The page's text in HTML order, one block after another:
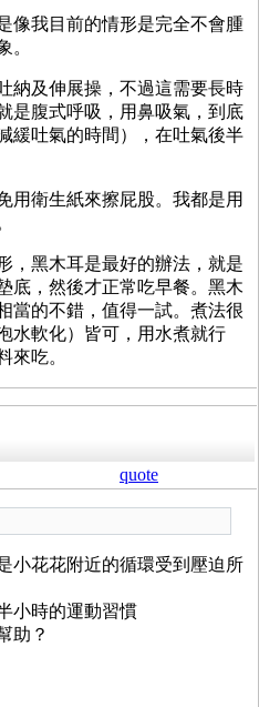
像我目前的情形是完全不會腫
。
納及伸展操，不過這需要長時
是腹式呼吸，用鼻吸氣，到底
緩吐氣的時間），在吐氣後半
用衛生紙來擦屁股。我都是用
，黑木耳是最好的辦法，就是
底，然後才正常吃早餐。黑木
當的不錯，值得一試。煮法很
水軟化）皆可，用水煮就行
來吃。
quote
小花花附近的循環受到壓迫所
小時的運動習慣
助？